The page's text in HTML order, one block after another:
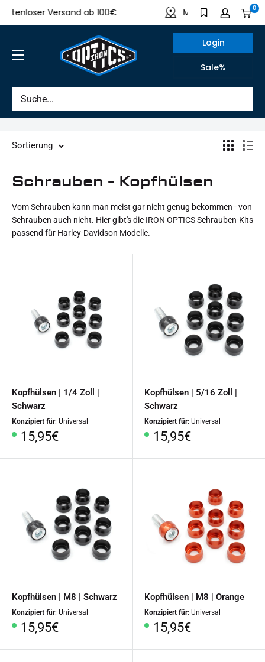
Direkt
zum
Versand ab 100€ Made in Germany 0
IRON
Login
Sale%
Sortierung
Schrauben - Kopfhülsen
Vom Schrauben kann man meist gar nicht genug bekommen - von
Schrauben auch nicht. Hier gibt's die IRON OPTICS Schrauben-Kits
passend für Harley-Davidson Modelle.
Kopfhülsen | 1/4 Zoll |
Schwarz
Konzipiert für: Universal
Sonderpreis
15,95€
Kopfhülsen | 5/16 Zoll |
Schwarz
Konzipiert für: Universal
Sonderpreis
15,95€
Kopfhülsen | M8 | Schwarz
Konzipiert für: Universal
Sonderpreis
15,95€
Kopfhülsen | M8 | Orange
Konzipiert für: Universal
Sonderpreis
15,95€